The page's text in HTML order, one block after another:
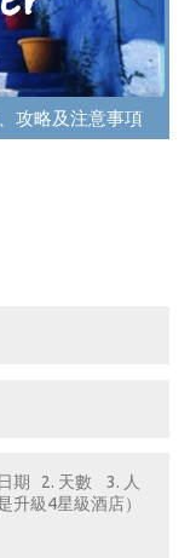
攻略及注意事項